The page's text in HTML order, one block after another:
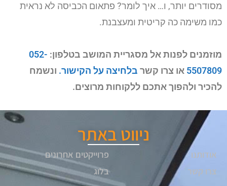
מסודרים יותר, ו… איך לומר? פתאום הכביסה לא נראית
כמו משימה כה קריטית ומעצבנת.
מוזמנים לפנות אל מסגריית המושב בטלפון: 052-
5507809 או צרו קשר בלחיצה על הקישור. ונשמח
להכיר ולהפוך אתכם ללקוחות מרוצים.
ניווט באתר
אודותנו
צרו קשר
פרוייקטים אחרונים
בלוג